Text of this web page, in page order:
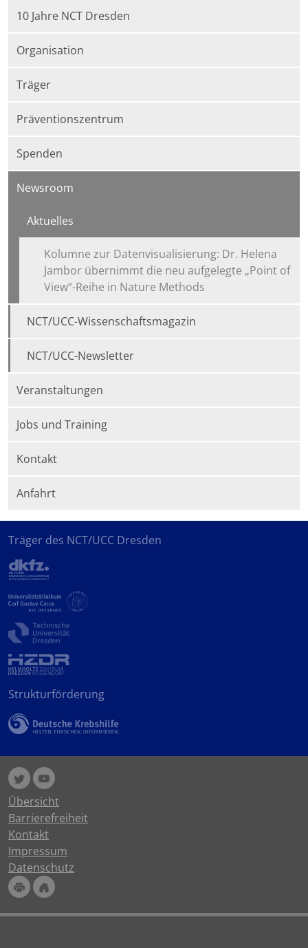
10 Jahre NCT Dresden
Organisation
Träger
Präventionszentrum
Spenden
Newsroom
Aktuelles
Kolumne zur Datenvisualisierung: Dr. Helena
Jambor übernimmt die neu aufgelegte „Point of
View“-Reihe in Nature Methods
NCT/UCC-Wissenschaftsmagazin
NCT/UCC-Newsletter
Veranstaltungen
Jobs und Training
Kontakt
Anfahrt
Träger des NCT/UCC Dresden
Strukturförderung
Übersicht
Barrierefreiheit
Kontakt
Impressum
Datenschutz